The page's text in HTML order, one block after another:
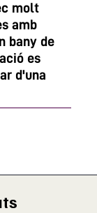
molt
amb
bany de
es
d'una